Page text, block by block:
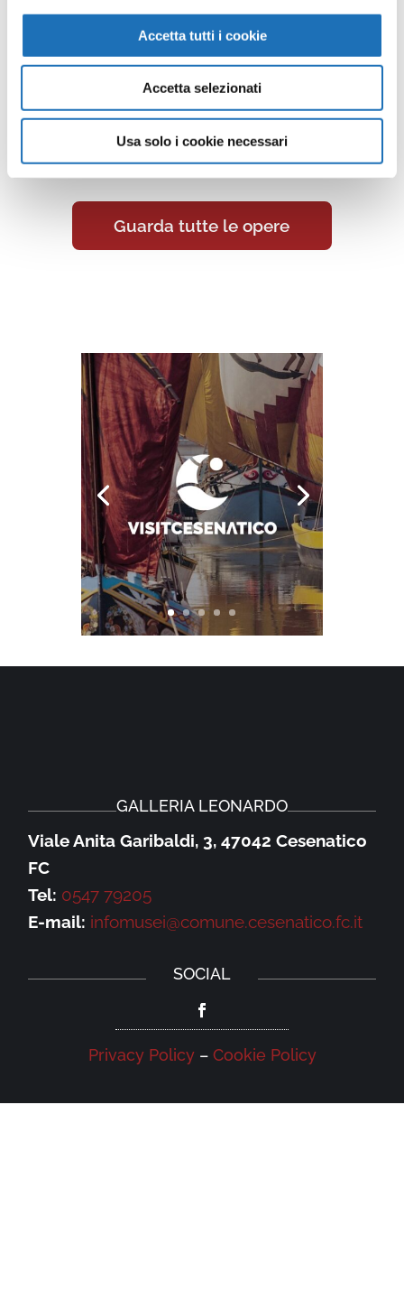
Accetta tutti i cookie
Accetta selezionati
Usa solo i cookie necessari
Virtuale
Continua a scoprire tutte le
opere della collezione d’arte di
Cesenatico nella Galleria Virtuale:
un viaggio artistico senza confini.
Guarda tutte le opere
GALLERIA LEONARDO
Viale Anita Garibaldi, 3, 47042 Cesenatico
FC
Tel: 0547 79205
E-mail: infomusei@comune.cesenatico.fc.it
SOCIAL
Privacy Policy– Cookie Policy